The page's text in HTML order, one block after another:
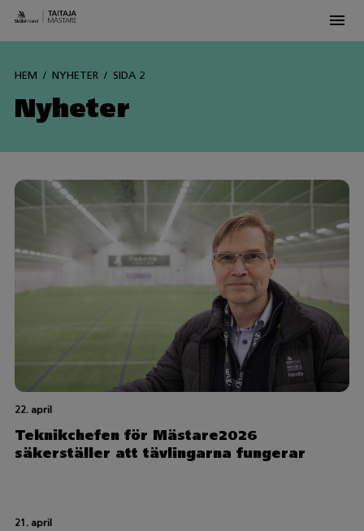
HEM NYHETER SIDA 2
Nyheter
22. april
Teknikchefen för Mästare2026
säkerställer att tävlingarna fungerar
21. april